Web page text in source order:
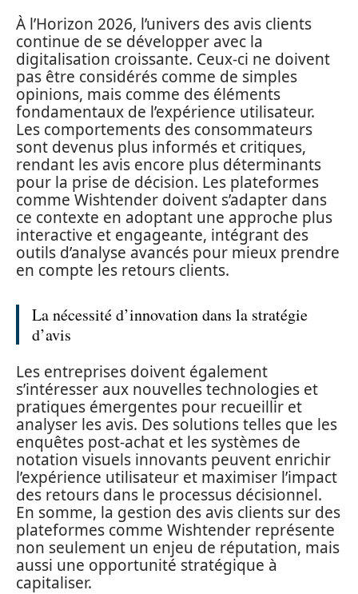
À l’Horizon 2026, l’univers des avis clients
continue de se développer avec la
digitalisation croissante. Ceux-ci ne doivent
pas être considérés comme de simples
opinions, mais comme des éléments
fondamentaux de l’expérience utilisateur.
Les comportements des consommateurs
sont devenus plus informés et critiques,
rendant les avis encore plus déterminants
pour la prise de décision. Les plateformes
comme Wishtender doivent s’adapter dans
ce contexte en adoptant une approche plus
interactive et engageante, intégrant des
outils d’analyse avancés pour mieux prendre
en compte les retours clients.
La nécessité d’innovation dans la stratégie
d’avis
Les entreprises doivent également
s’intéresser aux nouvelles technologies et
pratiques émergentes pour recueillir et
analyser les avis. Des solutions telles que les
enquêtes post-achat et les systèmes de
notation visuels innovants peuvent enrichir
l’expérience utilisateur et maximiser l’impact
des retours dans le processus décisionnel.
En somme, la gestion des avis clients sur des
plateformes comme Wishtender représente
non seulement un enjeu de réputation, mais
aussi une opportunité stratégique à
capitaliser.